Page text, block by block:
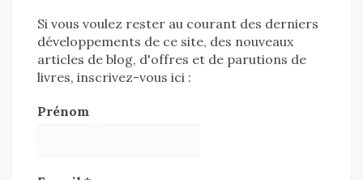
Si vous voulez rester au courant des derniers
développements de ce site, des nouveaux
articles de blog, d'offres et de parutions de
livres, inscrivez-vous ici :
Prénom